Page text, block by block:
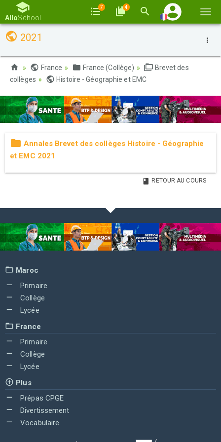
la
AlloSchool
7 4
2021
France France (Collège)
Brevet des
collèges
Histoire - Géographie et EMC
Annales Brevet des collèges Histoire - Géographie
et EMC 2021
RETOUR AU COURS
Maroc
Primaire
Collège
Lycée
France
Primaire
Collège
Lycée
Plus
Prépas CPGE
Divertissement
Vocabulaire